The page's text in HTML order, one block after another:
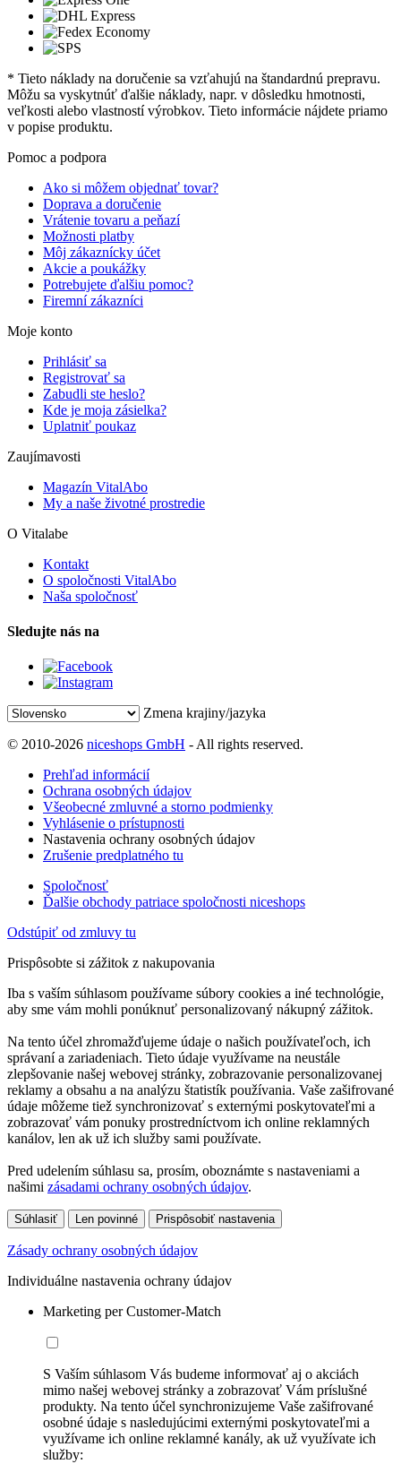
* Tieto náklady na doručenie sa vzťahujú na štandardnú prepravu.
Môžu sa vyskytnúť ďalšie náklady, napr. v dôsledku hmotnosti,
veľkosti alebo vlastností výrobkov. Tieto informácie nájdete priamo
v popise produktu.
Pomoc a podpora
Ako si môžem objednať tovar?
Doprava a doručenie
Vrátenie tovaru a peňazí
Možnosti platby
Môj zákaznícky účet
Akcie a poukážky
Potrebujete ďalšiu pomoc?
Firemní zákazníci
Moje konto
Prihlásiť sa
Registrovať sa
Zabudli ste heslo?
Kde je moja zásielka?
Uplatniť poukaz
Zaujímavosti
Magazín VitalAbo
My a naše životné prostredie
O Vitalabe
Kontakt
O spoločnosti VitalAbo
Naša spoločnosť
Sledujte nás na
Zmena krajiny/jazyka
© 2010-2026 niceshops GmbH - All rights reserved.
Prehľad informácií
Ochrana osobných údajov
Všeobecné zmluvné a storno podmienky
Vyhlásenie o prístupnosti
Nastavenia ochrany osobných údajov
Zrušenie predplatného tu
Spoločnosť
Ďalšie obchody patriace spoločnosti niceshops
Odstúpiť od zmluvy tu
Prispôsobte si zážitok z nakupovania
Iba s vaším súhlasom používame súbory cookies a iné technológie,
aby sme vám mohli ponúknuť personalizovaný nákupný zážitok.
Na tento účel zhromažďujeme údaje o našich používateľoch, ich
správaní a zariadeniach. Tieto údaje využívame na neustále
zlepšovanie našej webovej stránky, zobrazovanie personalizovanej
reklamy a obsahu a na analýzu štatistík používania. Vaše zašifrované
údaje môžeme tiež synchronizovať s externými poskytovateľmi a
zobrazovať vám ponuky prostredníctvom ich online reklamných
kanálov, len ak už ich služby sami používate.
Pred udelením súhlasu sa, prosím, oboznámte s nastaveniami a
našimi zásadami ochrany osobných údajov.
Súhlasiť Len povinné Prispôsobiť nastavenia
Zásady ochrany osobných údajov
Individuálne nastavenia ochrany údajov
Marketing per Customer-Match
S Vaším súhlasom Vás budeme informovať aj o akciách
mimo našej webovej stránky a zobrazovať Vám príslušné
produkty. Na tento účel synchronizujeme Vaše zašifrované
osobné údaje s nasledujúcimi externými poskytovateľmi a
využívame ich online reklamné kanály, ak už využívate ich
služby: